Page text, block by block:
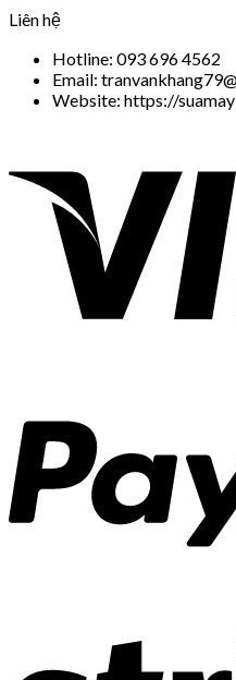
Liên hệ
Hotline: 093 696 4562
Email:
Website: https://